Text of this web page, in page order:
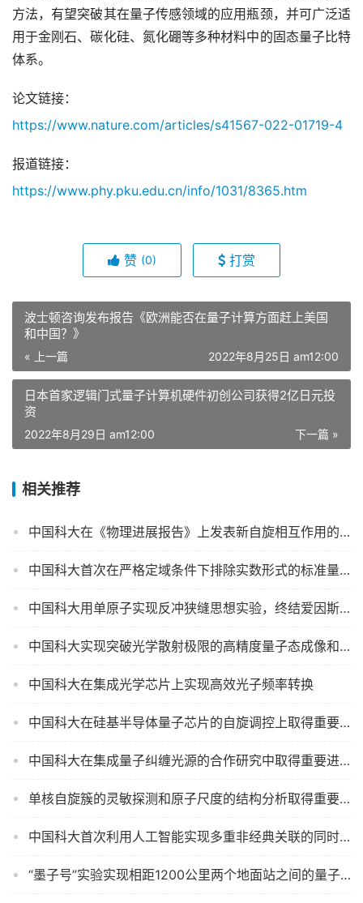
方法，有望突破其在量子传感领域的应用瓶颈，并可广泛适
用于金刚石、碳化硅、氮化硼等多种材料中的固态量子比特
体系。
论文链接：
https://www.nature.com/articles/s41567-022-01719-4
报道链接：
https://www.phy.pku.edu.cn/info/1031/8365.htm
赞 (0) 打赏
波士顿咨询发布报告《欧洲能否在量子计算方面赶上美国
和中国？》
« 上一篇 2022年8月25日 am12:00
日本首家逻辑门式量子计算机硬件初创公司获得2亿日元投
资
下一篇 »
2022年8月29日 am12:00
相关推荐
中国科大在《物理进展报告》上发表新自旋相互作用的量子精密测量综述论文
中国科大首次在严格定域条件下排除实数形式的标准量子力学
中国科大用单原子实现反冲狭缝思想实验，终结爱因斯坦与玻尔世纪之辩
中国科大实现突破光学散射极限的高精度量子态成像和操控
中国科大在集成光学芯片上实现高效光子频率转换
中国科大在硅基半导体量子芯片的自旋调控上取得重要进展
中国科大在集成量子纠缠光源的合作研究中取得重要进展
单核自旋簇的灵敏探测和原子尺度的结构分析取得重要进展
中国科大首次利用人工智能实现多重非经典关联的同时分类
“墨子号”实验实现相距1200公里两个地面站之间的量子态远程传输